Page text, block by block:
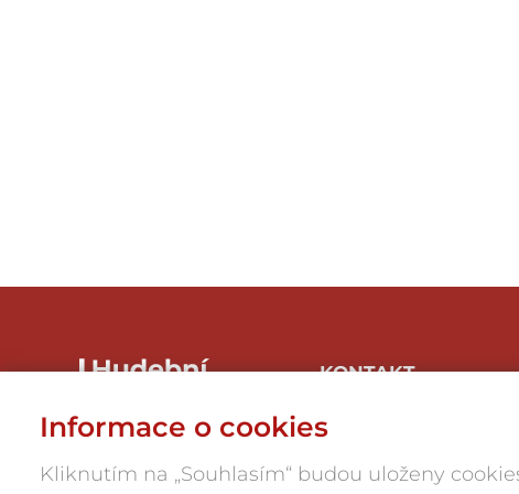
KONTAKT
Hrnčířská 1/246, 669 04
IČ: 05945984
Informace o cookies
Kliknutím na „Souhlasím“ budou uloženy